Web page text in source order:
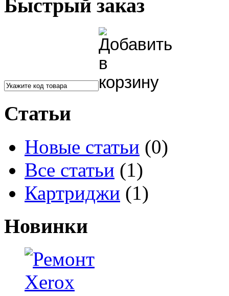
Быстрый заказ
Статьи
Новые статьи (0)
Все статьи (1)
Картриджи (1)
Новинки